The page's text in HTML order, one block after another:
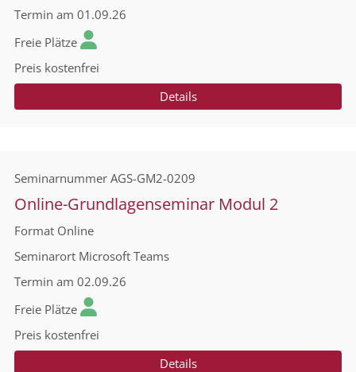
Termin am 01.09.26
Freie Plätze
Preis kostenfrei
Details
Seminarnummer AGS-GM2-0209
Online-Grundlagenseminar Modul 2
Format Online
Seminarort Microsoft Teams
Termin am 02.09.26
Freie Plätze
Preis kostenfrei
Details